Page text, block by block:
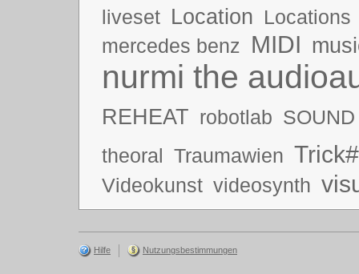
liveset Location Locations
mercedes benz MIDI
nurmi the
REHEAT robotlab SOUND
theoral Traumawien
Videokunst videosynth
Hilfe Nutzungsbestimmungen